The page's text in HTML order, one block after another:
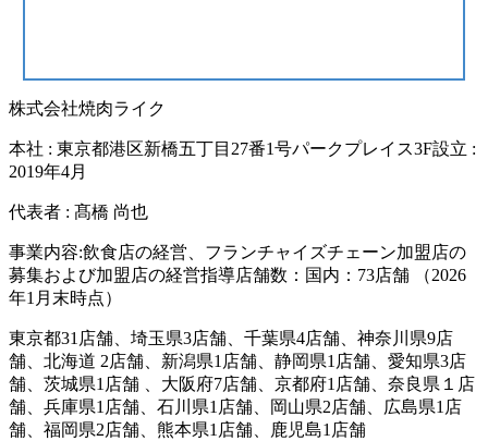
株式会社焼肉ライク
本社 : 東京都港区新橋五丁⽬27番1号パークプレイス3F設⽴ :
2019年4⽉
代表者 : 髙橋 尚也
事業内容:飲⾷店の経営、フランチャイズチェーン加盟店の
募集および加盟店の経営指導店舗数：国内：73店舗 （2026
年1⽉末時点）
東京都31店舗、埼⽟県3店舗、千葉県4店舗、神奈川県9店
舗、北海道 2店舗、新潟県1店舗、静岡県1店舗、愛知県3店
舗、茨城県1店舗 、⼤阪府7店舗、京都府1店舗、奈良県１店
舗、兵庫県1店舗、⽯川県1店舗、岡⼭県2店舗、広島県1店
舗、福岡県2店舗、熊本県1店舗、⿅児島1店舗